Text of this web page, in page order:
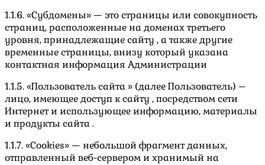
1.1.6. «Субдомены» — это страницы или совокупность
страниц, расположенные на доменах третьего
уровня, принадлежащие сайту , а также другие
временные страницы, внизу который указана
контактная информация Администрации
1.1.5. «Пользователь сайта » (далее Пользователь) –
лицо, имеющее доступ к сайту , посредством сети
Интернет и использующее информацию, материалы
и продукты сайта .
1.1.7. «Cookies» — небольшой фрагмент данных,
отправленный веб-сервером и хранимый на